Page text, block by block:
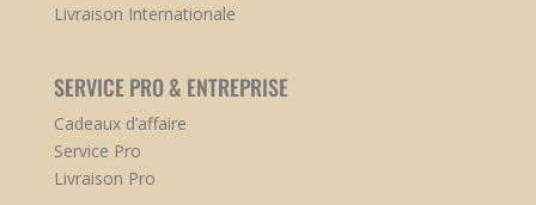
Livraison Internationale
SERVICE PRO & ENTREPRISE
Cadeaux d’affaire
Service Pro
Livraison Pro